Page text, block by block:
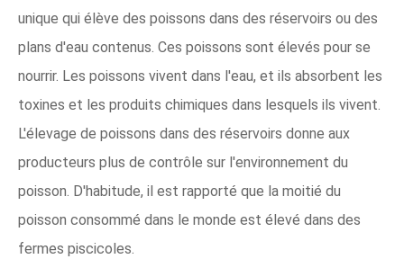
unique qui élève des poissons dans des réservoirs ou des
plans d'eau contenus. Ces poissons sont élevés pour se
nourrir. Les poissons vivent dans l'eau, et ils absorbent les
toxines et les produits chimiques dans lesquels ils vivent.
L'élevage de poissons dans des réservoirs donne aux
producteurs plus de contrôle sur l'environnement du
poisson. D'habitude, il est rapporté que la moitié du
poisson consommé dans le monde est élevé dans des
fermes piscicoles.